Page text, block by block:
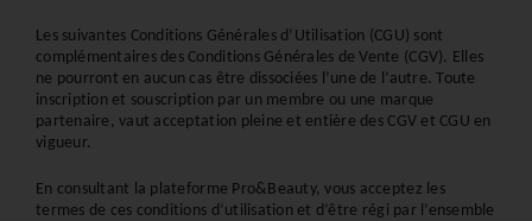
Les suivantes Conditions Générales d’Utilisation (CGU) sont
complémentaires des Conditions Générales de Vente (CGV). Elles
ne pourront en aucun cas être dissociées l’une de l’autre. Toute
inscription et souscription par un membre ou une marque
partenaire, vaut acceptation pleine et entière des CGV et CGU en
vigueur.
En consultant la plateforme Pro&Beauty, vous acceptez les
termes de ces conditions d’utilisation et d’être régi par l’ensemble